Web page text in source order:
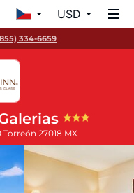
USD
334-6659
Torreón 27018 MX